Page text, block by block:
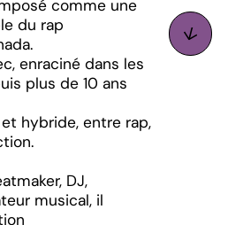
comme une
du rap
enraciné dans les
plus de 10 ans
hybride, entre rap,
DJ,
musical, il